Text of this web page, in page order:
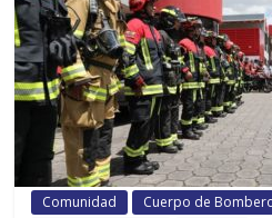
Comunidad
Cuerpo de